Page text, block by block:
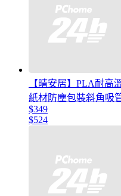
【晴安居】PLA耐高
紙材防塵包裝斜角吸
$349
$524